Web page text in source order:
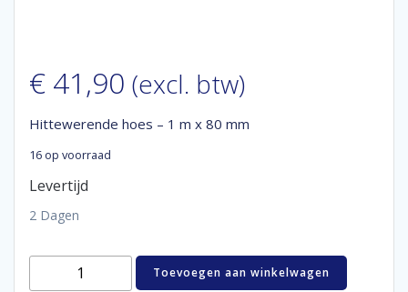
€ 41,90 (excl. btw)
Hittewerende hoes – 1 m x 80 mm
16 op voorraad
Levertijd
2 Dagen
Hittewerende
Toevoegen aan winkelwagen